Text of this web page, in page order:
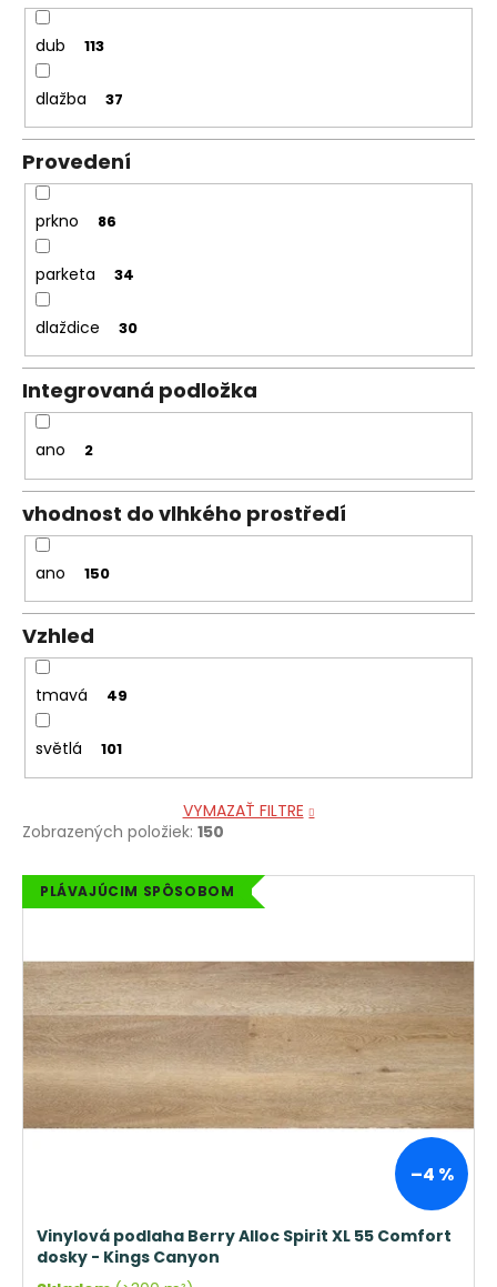
dub 113
dlažba 37
Provedení
prkno 86
parketa 34
dlaždice 30
Integrovaná podložka
ano 2
vhodnost do vlhkého prostředí
ano 150
Vzhled
tmavá 49
světlá 101
VYMAZAŤ FILTRE
Zobrazených položiek: 150
V
ý
i
s
p
r
o
d
o
PLÁVAJÚCIM SPÔSOBOM
–4 %
Vinylová podlaha Berry Alloc Spirit XL 55 Comfort
dosky - Kings Canyon